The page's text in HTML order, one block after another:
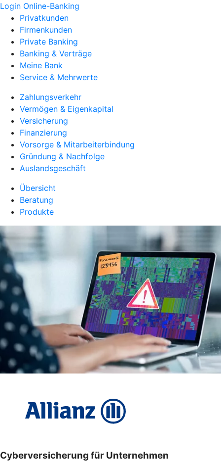
Login Online-Banking
Privatkunden
Firmenkunden
Private Banking
Banking & Verträge
Meine Bank
Service & Mehrwerte
Zahlungsverkehr
Vermögen & Eigenkapital
Versicherung
Finanzierung
Vorsorge & Mitarbeiterbindung
Gründung & Nachfolge
Auslandsgeschäft
Übersicht
Beratung
Produkte
Cyber­versicherung für Unternehmen